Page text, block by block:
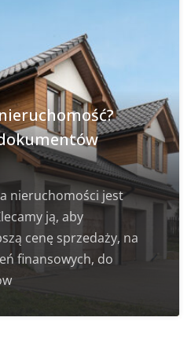
nieruchomości jest
ją, aby
cenę sprzedaży, na
finansowych, do